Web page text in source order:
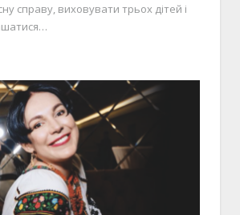
справу, виховувати трьох дітей і